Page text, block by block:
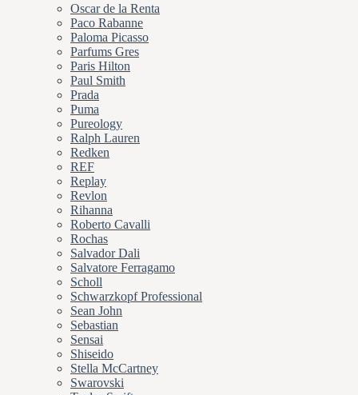
Oscar de la Renta
Paco Rabanne
Paloma Picasso
Parfums Gres
Paris Hilton
Paul Smith
Prada
Puma
Pureology
Ralph Lauren
Redken
REF
Replay
Revlon
Rihanna
Roberto Cavalli
Rochas
Salvador Dali
Salvatore Ferragamo
Scholl
Schwarzkopf Professional
Sean John
Sebastian
Sensai
Shiseido
Stella McCartney
Swarovski